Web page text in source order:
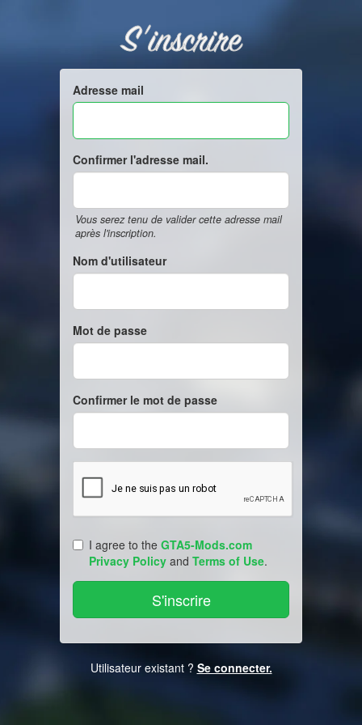
S'inscrire
Adresse mail
Confirmer l'adresse mail.
Vous serez tenu de valider cette adresse mail
après l'inscription.
Nom d'utilisateur
Mot de passe
Confirmer le mot de passe
I agree to the GTA5-Mods.com
Privacy Policy and Terms of Use.
Utilisateur existant ? Se connecter.